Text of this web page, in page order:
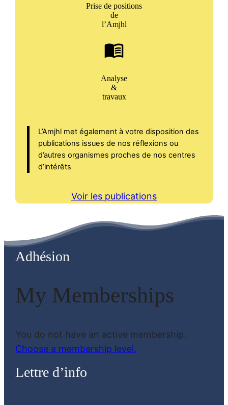
Prise de positions
de
l’Amjhl
Analyse
&
travaux
L’Amjhl met également à votre disposition des
publications issues de nos réflexions ou
d’autres organismes proches de nos centres
d’intérêts
Voir les publications
Adhésion
My Memberships
You do not have an active membership.
Choose a membership level.
Lettre d’info